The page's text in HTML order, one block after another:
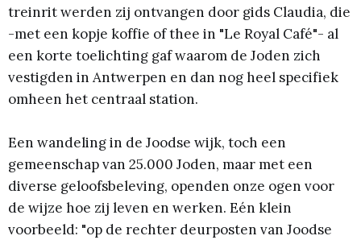
treinrit werden zij ontvangen door gids Claudia, die
-met een kopje koffie of thee in "Le Royal Café"- al
een korte toelichting gaf waarom de Joden zich
vestigden in Antwerpen en dan nog heel specifiek
omheen het centraal station.
Een wandeling in de Joodse wijk, toch een
gemeenschap van 25.000 Joden, maar met een
diverse geloofsbeleving, openden onze ogen voor
de wijze hoe zij leven en werken. Eén klein
voorbeeld: "op de rechter deurposten van Joodse